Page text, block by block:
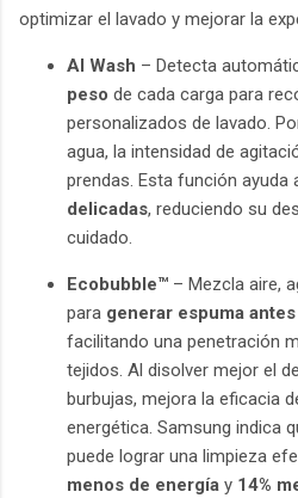
optimizar el lavado y mejorar la
AI Wash – Detecta
peso de cada carga para
personalizados de lavado.
agua, la intensidad de
prendas. Esta función ayuda
delicadas, reduciendo su
cuidado.
Ecobubble™ – Mezcla aire,
para generar espuma
facilitando una penetración
tejidos. Al disolver mejor el
burbujas, mejora la eficacia
energética. Samsung indica
puede lograr una limpieza
menos de energía y 14%